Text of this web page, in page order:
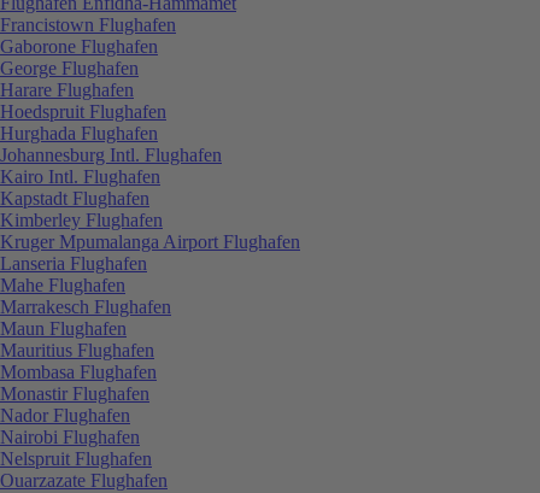
Francistown Flughafen
Gaborone Flughafen
George Flughafen
Harare Flughafen
Hoedspruit Flughafen
Hurghada Flughafen
Johannesburg Intl. Flughafen
Kairo Intl. Flughafen
Kapstadt Flughafen
Kimberley Flughafen
Kruger Mpumalanga Airport Flughafen
Lanseria Flughafen
Mahe Flughafen
Marrakesch Flughafen
Maun Flughafen
Mauritius Flughafen
Mombasa Flughafen
Monastir Flughafen
Nador Flughafen
Nairobi Flughafen
Nelspruit Flughafen
Ouarzazate Flughafen